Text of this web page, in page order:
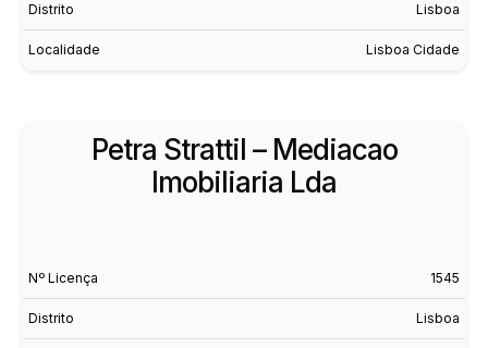
Distrito Lisboa
Localidade Lisboa Cidade
Petra Strattil – Mediacao
Imobiliaria Lda
Nº Licença 1545
Distrito Lisboa